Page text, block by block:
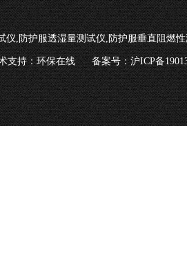
仪,防护服透湿量测试仪,防护服垂直阻燃
支持：环保在线 备案号：沪ICP备